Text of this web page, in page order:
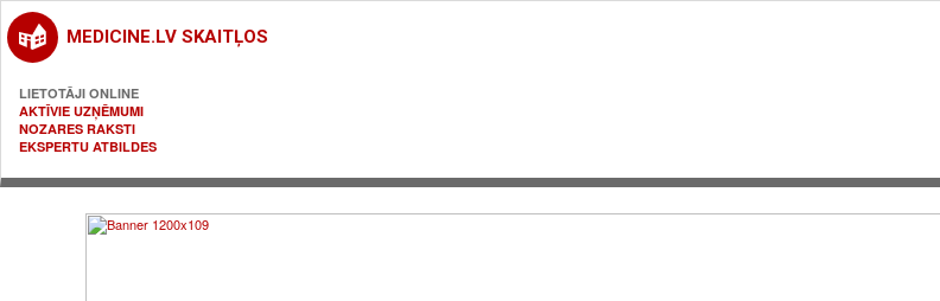
MEDICINE.LV SKAITĻOS
LIETOTĀJI ONLINE
AKTĪVIE UZŅĒMUMI
NOZARES RAKSTI
EKSPERTU ATBILDES